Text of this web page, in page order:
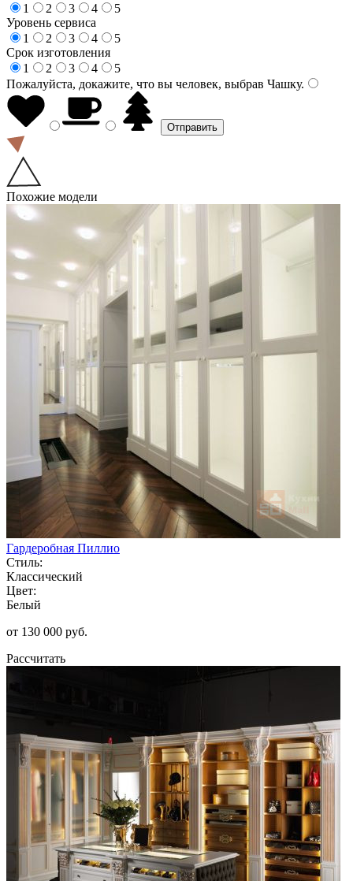
1
2 3 4
5
Уровень сервиса
1
2 3 4
5
Срок изготовления
1
2 3 4
5
Пожалуйста, докажите, что вы человек, выбрав Чашку.
Похожие модели
Гардеробная Пиллио
Стиль:
Классический
Цвет:
Белый
от 130 000 руб.
Рассчитать